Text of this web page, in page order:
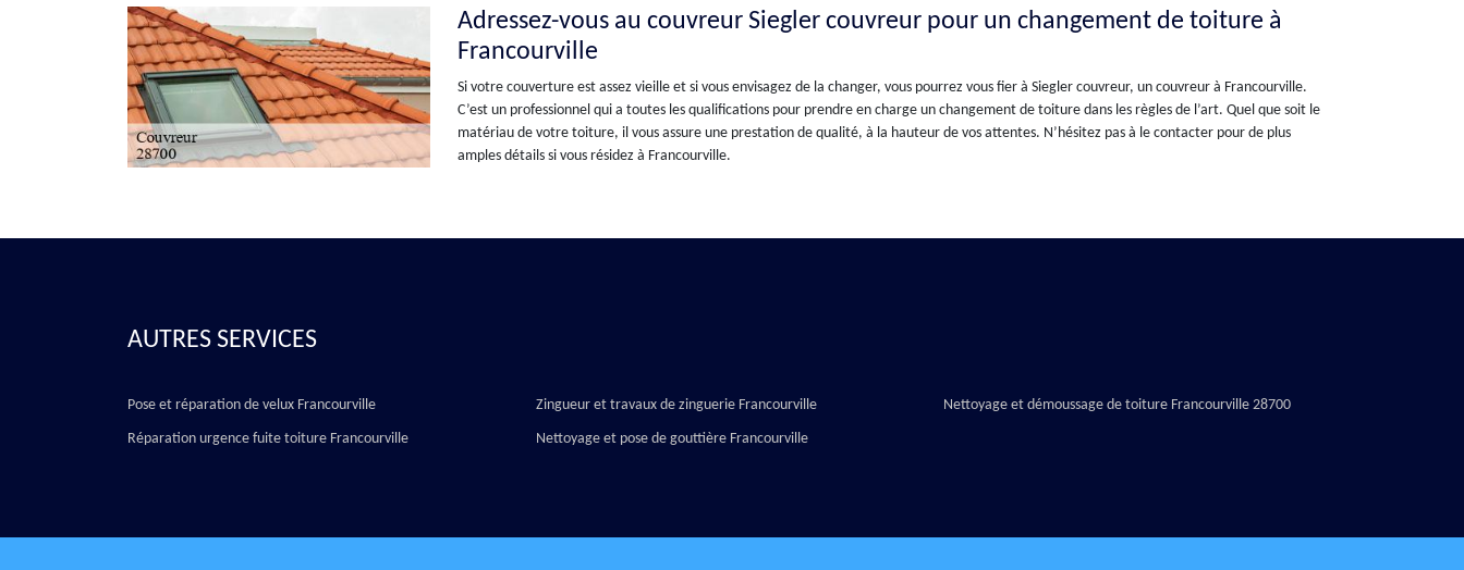
Adressez-vous au couvreur Siegler couvreur pour un changement de toiture à
Francourville
Si votre couverture est assez vieille et si vous envisagez de la changer, vous pourrez vous fier à Siegler couvreur, un couvreur à Francourville.
C’est un professionnel qui a toutes les qualifications pour prendre en charge un changement de toiture dans les règles de l’art. Quel que soit le
matériau de votre toiture, il vous assure une prestation de qualité, à la hauteur de vos attentes. N’hésitez pas à le contacter pour de plus
amples détails si vous résidez à Francourville.
AUTRES SERVICES
Pose et réparation de velux Francourville
Réparation urgence fuite toiture Francourville
Zingueur et travaux de zinguerie Francourville
Nettoyage et pose de gouttière Francourville
Nettoyage et démoussage de toiture Francourville 28700